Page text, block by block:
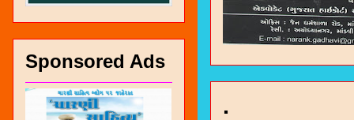
.
चारण
Sponsored Ads